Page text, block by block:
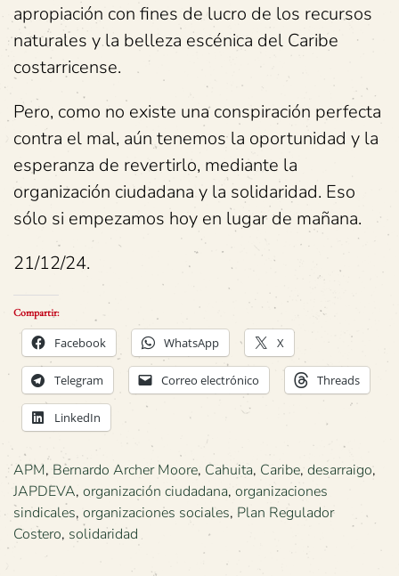
apropiación con fines de lucro de los recursos
naturales y la belleza escénica del Caribe
costarricense.
Pero, como no existe una conspiración perfecta
contra el mal, aún tenemos la oportunidad y la
esperanza de revertirlo, mediante la
organización ciudadana y la solidaridad. Eso
sólo si empezamos hoy en lugar de mañana.
21/12/24.
Compartir:
Facebook WhatsApp X
Telegram Correo electrónico Threads
LinkedIn
APM, Bernardo Archer Moore, Cahuita, Caribe, desarraigo,
JAPDEVA, organización ciudadana, organizaciones
sindicales, organizaciones sociales, Plan Regulador
Costero, solidaridad